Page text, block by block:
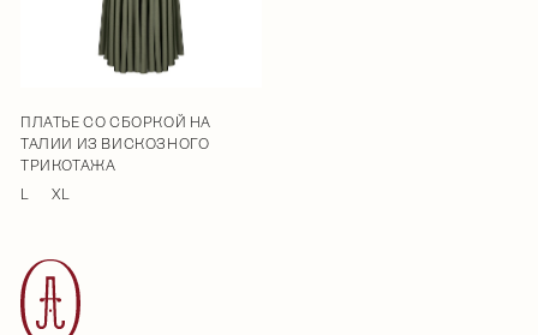
ПЛАТЬЕ СО СБОРКОЙ НА
ТАЛИИ ИЗ ВИСКОЗНОГО
ТРИКОТАЖА
L
XL